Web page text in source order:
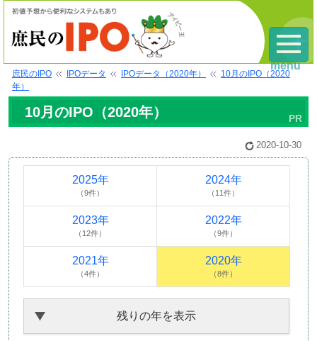
庶民のIPO IPOデータ IPOデータ（2020年）
10月のIPO（2020
年）
10月のIPO（2020年）
2020-10-30
2025年
（9件）
2024年
（11件）
2023年
（12件）
2022年
（9件）
2021年
（4件）
2020年
（8件）
残りの年を表示
menu